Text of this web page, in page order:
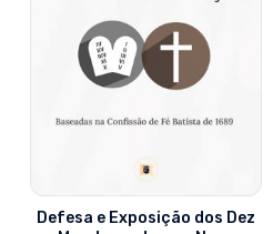
Defesa e Exposição dos Dez